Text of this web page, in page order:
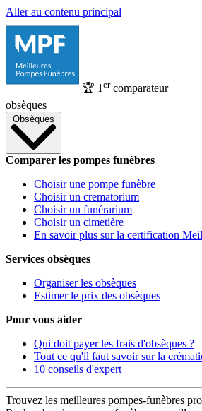
Aller au contenu principal
🏆 1 ercomparateur
obsèques
Obsèques
Comparer les pompes funèbres
Choisir une pompe funèbre
Choisir un crematorium
Choisir un funérarium
Choisir un cimetière
En savoir plus sur la certification
Services obsèques
Organiser les obsèques
Estimer le prix des obsèques
Pour vous aider
Qui doit payer les frais d'obsèques ?
Tout ce qu'il faut savoir sur la
10 conseils d'expert
Trouvez les meilleures pompes-funèbres